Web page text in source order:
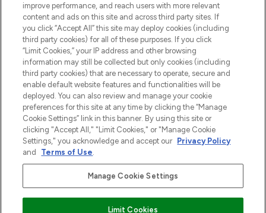
Information
HELP & INFORMATIE
BEDRIJFSINFORMATIE
OVER LOOKFANTASTIC
Betaal veilig met
improve performance, and reach users with more relevant
content and ads on this site and across third party sites. If
you click “Accept All” this site may deploy cookies (including
third party cookies) for all of these purposes. If you click
“Limit Cookies,” your IP address and other browsing
information may still be collected but only cookies (including
third party cookies) that are necessary to operate, secure and
enable default website features and functionalities will be
deployed. You can also review and manage your cookie
preferences for this site at any time by clicking the “Manage
Cookie Settings” link in this banner. By using this site or
clicking "Accept All," "Limit Cookies," or "Manage Cookie
Settings," you acknowledge and accept our Privacy Policy
and
Terms of Use.
Manage Cookie Settings
Limit Cookies